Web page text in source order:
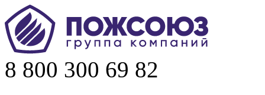
8 800 300 69 82